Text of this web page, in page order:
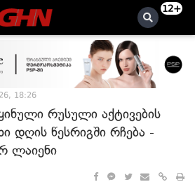
12+
18:26
რუსული აქტივების
დღის წესრიგში რჩება -
ლაიენი